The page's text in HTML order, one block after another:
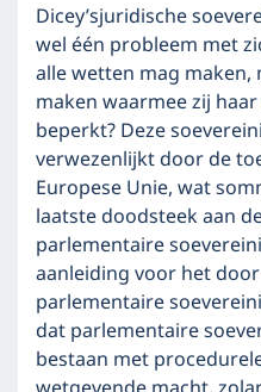
Dicey’sjuridische
wel één probleem met
alle wetten mag
maken waarmee zij
beperkt? Deze
verwezenlijkt door de
Europese Unie, wat
laatste doodsteek aan
parlementaire
aanleiding voor het
parlementaire
dat parlementaire
bestaan met